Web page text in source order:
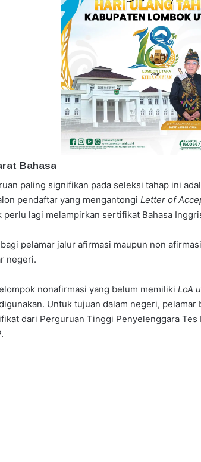
Bahasa
paling signifikan pada seleksi tahap ini
pendaftar yang mengantongi Letter of
perlu lagi melampirkan sertifikat Bahasa
pelamar jalur afirmasi maupun non
negeri.
nonafirmasi yang belum memiliki LoA
Untuk tujuan dalam negeri,
dari Perguruan Tinggi Penyelenggara Tes